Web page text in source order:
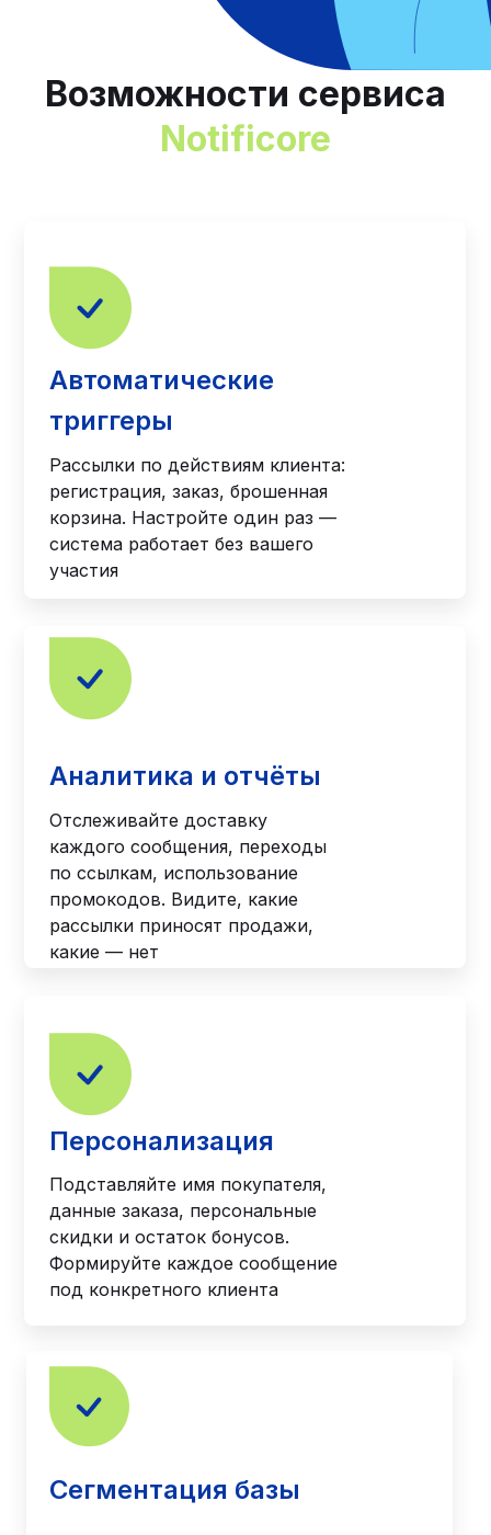
Возможности сервиса
Notificore
Сегментация базы
Персонализация
Подставляйте имя покупателя,
данные заказа, персональные
скидки и остаток бонусов.
Формируйте каждое сообщение
под конкретного клиента
Автоматические
триггеры
Рассылки по действиям клиента:
регистрация, заказ, брошенная
корзина. Настройте один раз —
система работает без вашего
участия
Аналитика и отчёты
Отслеживайте доставку
каждого сообщения, переходы
по ссылкам, использование
промокодов. Видите, какие
рассылки приносят продажи,
какие — нет